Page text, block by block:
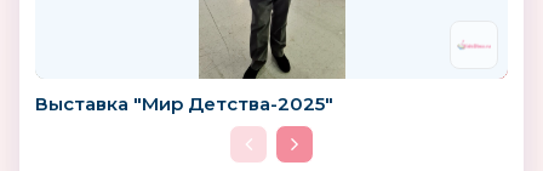
Выставка "Мир Детства-2025"